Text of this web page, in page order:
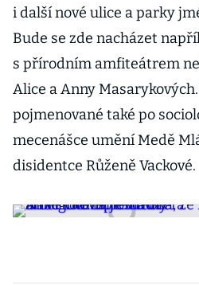
i další nové ulice a parky
Bude se zde nacházet
s přírodním amfiteátrem
Alice a Anny
pojmenované také po
mecenášce umění Medě
disidentce Růženě Vackové.